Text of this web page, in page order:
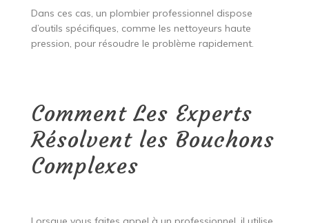
Dans ces cas, un plombier professionnel dispose
d’outils spécifiques, comme les nettoyeurs haute
pression, pour résoudre le problème rapidement.
Comment Les Experts
Résolvent les Bouchons
Complexes